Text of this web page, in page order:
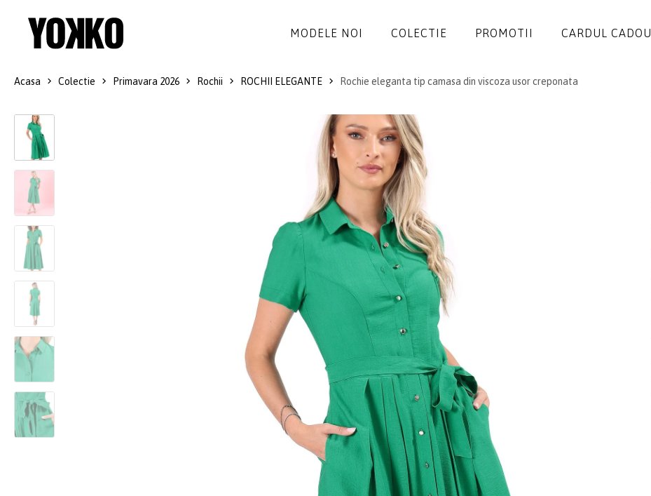
MODELE NOI COLECTIE
LITTLE BLACK DRESS
ROCHII LUNGI
ROCHII DE DANTELA
COSTUME DAMA
IDEI DE CADOURI
SALOPETE
SACOURI
JACHETE
FUSTE
PANTALONI
PROMOTII
BLUZE
ACCESORII
CARDUL CADOU
Acasa Colectie Primavara 2026 Rochii ROCHII ELEGANTE Rochie eleganta tip camasa din viscoza usor creponata